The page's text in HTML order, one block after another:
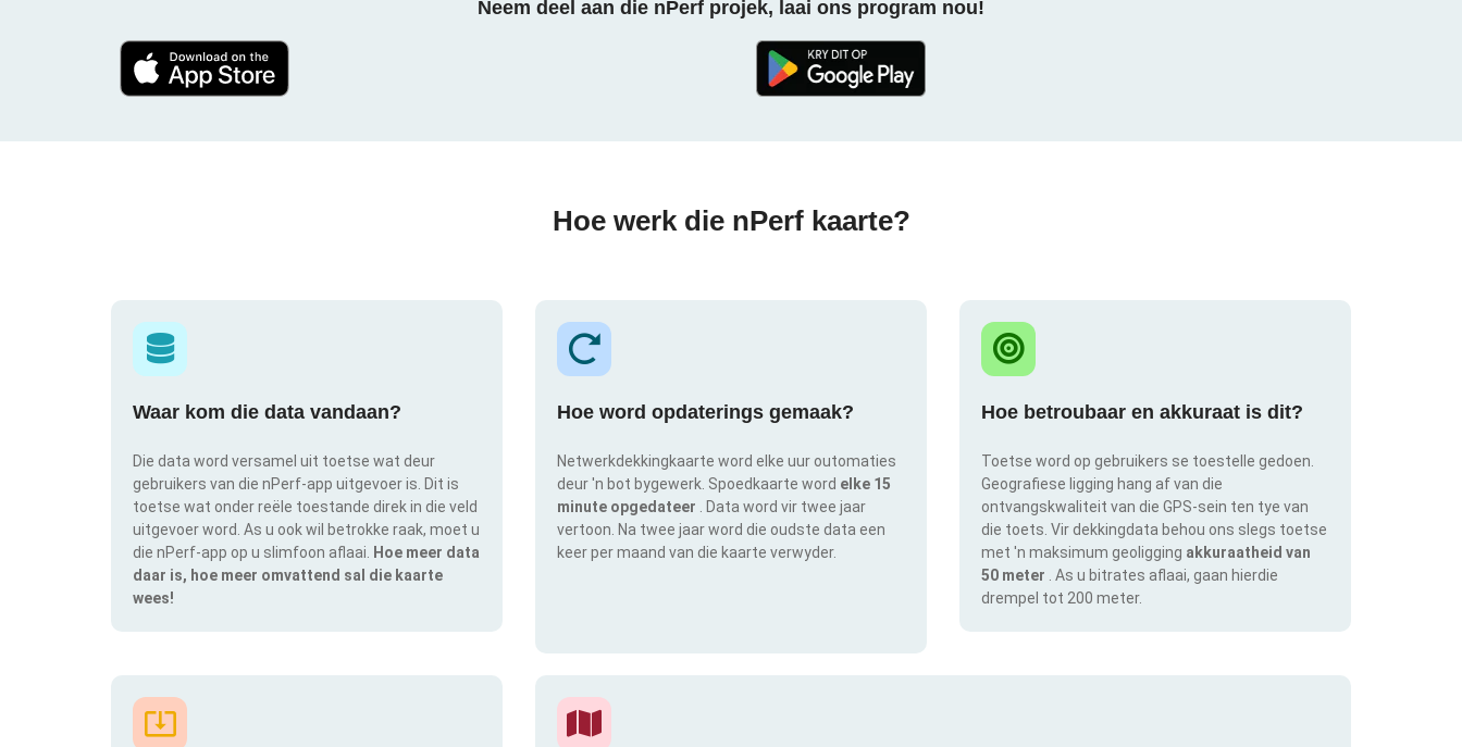
Neem deel aan die nPerf projek, laai ons program nou!
Hoe werk die nPerf kaarte?
Waar kom die data vandaan?
Die data word versamel uit toetse wat deur
gebruikers van die nPerf-app uitgevoer is. Dit is
toetse wat onder reële toestande direk in die veld
uitgevoer word. As u ook wil betrokke raak, moet u
die nPerf-app op u slimfoon aflaai.
Hoe meer data
daar is, hoe meer omvattend sal die kaarte
wees!
Hoe word opdaterings gemaak?
Netwerkdekkingkaarte word elke uur outomaties
deur 'n bot bygewerk. Spoedkaarte word elke 15
minute opgedateer
. Data word vir twee jaar
vertoon. Na twee jaar word die oudste data een
keer per maand van die kaarte verwyder.
Hoe betroubaar en akkuraat is dit?
Toetse word op gebruikers se toestelle gedoen.
Geografiese ligging hang af van die
ontvangskwaliteit van die GPS-sein ten tye van
die toets. Vir dekkingdata behou ons slegs toetse
met 'n maksimum geoligging akkuraatheid van
50 meter
. As u bitrates aflaai, gaan hierdie
drempel tot 200 meter.